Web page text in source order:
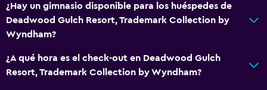
Aseo
Papel higiénico
Baño privado
¿Hay un gimnasio disponible para los huéspedes de
Deadwood Gulch Resort, Trademark Collection by
Wyndham?
¿A qué hora es el check-out en Deadwood Gulch
Resort, Trademark Collection by Wyndham?